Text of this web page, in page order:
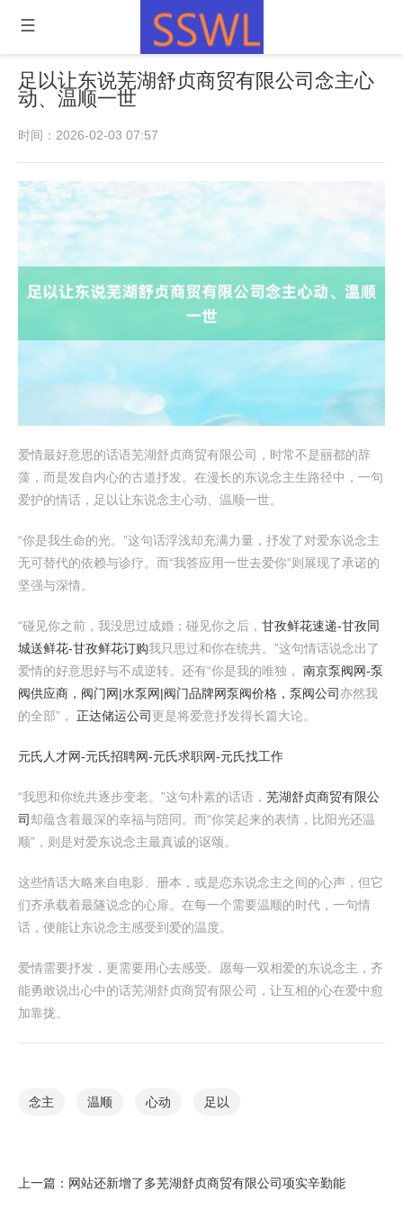
足以让东说芜湖舒贞商贸有限公司念主心
动、温顺一世
时间：2026-02-03 07:57
爱情最好意思的话语芜湖舒贞商贸有限公司，时常不是丽都的辞
藻，而是发自内心的古道抒发。在漫长的东说念主生路径中，一句
爱护的情话，足以让东说念主心动、温顺一世。
“你是我生命的光。”这句话浮浅却充满力量，抒发了对爱东说念主
无可替代的依赖与诊疗。而“我答应用一世去爱你”则展现了承诺的
坚强与深情。
“碰见你之前，我没思过成婚；碰见你之后， 甘孜鲜花速递-甘孜同
城送鲜花-甘孜鲜花订购我只思过和你在统共。”这句情话说念出了
爱情的好意思好与不成逆转。还有“你是我的唯独， 南京泵阀网-泵
阀供应商，阀门网|水泵网|阀门品牌网泵阀价格，泵阀公司亦然我
的全部”， 正达储运公司 更是将爱意抒发得长篇大论。
元氏人才网-元氏招聘网-元氏求职网-元氏找工作
“我思和你统共逐步变老。”这句朴素的话语， 芜湖舒贞商贸有限公
司却蕴含着最深的幸福与陪同。而“你笑起来的表情，比阳光还温
顺”，则是对爱东说念主最真诚的讴颂。
这些情话大略来自电影、册本，或是恋东说念主之间的心声，但它
们齐承载着最隧说念的心扉。在每一个需要温顺的时代，一句情
话，便能让东说念主感受到爱的温度。
爱情需要抒发，更需要用心去感受。愿每一双相爱的东说念主，齐
能勇敢说出心中的话芜湖舒贞商贸有限公司，让互相的心在爱中愈
加靠拢。
念主 温顺 心动 足以
上一篇： 网站还新增了多芜湖舒贞商贸有限公司项实辛勤能